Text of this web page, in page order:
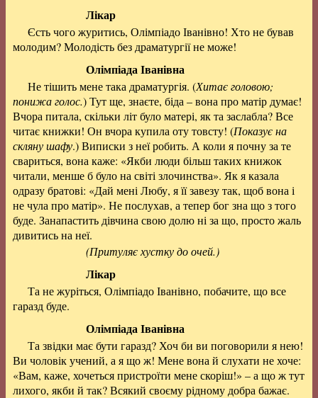
Лікар
Єсть чого журитись, Олімпіадо Іванівно! Хто не бував
молодим? Молодість без драматургії не може!
Олімпіада Іванівна
Не тішить мене така драматургія. (Хитає головою;
понижа голос.) Тут ще, знаєте, біда – вона про матір думає!
Вчора питала, скільки літ було матері, як та заслабла? Все
читає книжки! Он вчора купила оту товсту! (Показує на
скляну шафу.) Виписки з неї робить. А коли я почну за те
свариться, вона каже: «Якби люди більш таких книжок
читали, менше б було на світі злочинства». Як я казала
одразу братові: «Дай мені Любу, я її завезу так, щоб вона і
не чула про матір». Не послухав, а тепер бог зна що з того
буде. Занапастить дівчина свою долю ні за що, просто жаль
дивитись на неї.
(Притуляє хустку до очей.)
Лікар
Та не журіться, Олімпіадо Іванівно, побачите, що все
гаразд буде.
Олімпіада Іванівна
Та звідки має бути гаразд? Хоч би ви поговорили я нею!
Ви чоловік учений, а я що ж! Мене вона й слухати не хоче:
«Вам, каже, хочеться пристроїти мене скоріш!» – а що ж тут
лихого, якби й так? Всякий своєму рідному добра бажає.